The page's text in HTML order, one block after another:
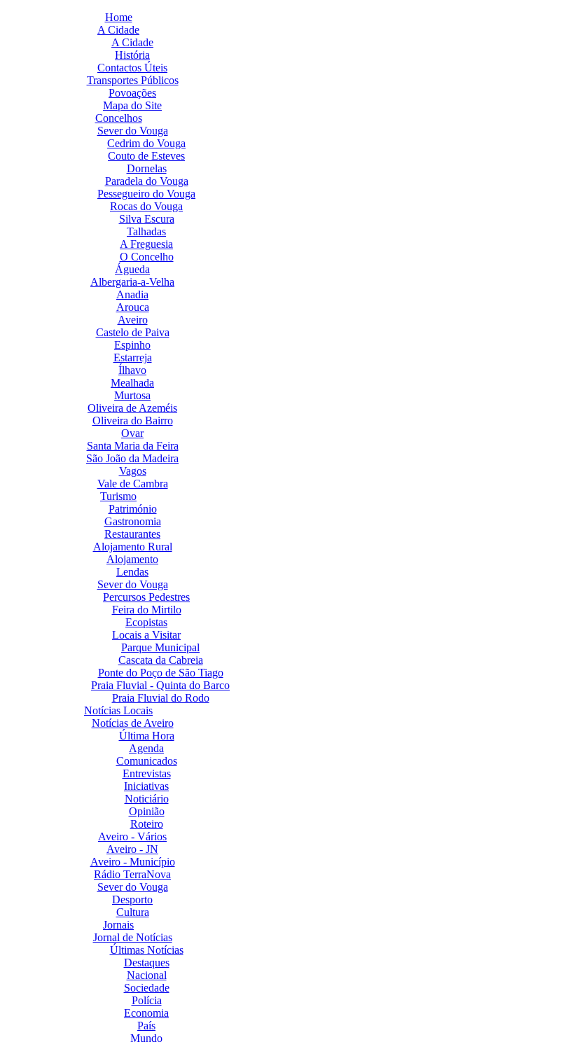
Home
A Cidade
A Cidade
História
Contactos Úteis
Transportes Públicos
Povoações
Mapa do Site
Concelhos
Sever do Vouga
Cedrim do Vouga
Couto de Esteves
Dornelas
Paradela do Vouga
Pessegueiro do Vouga
Rocas do Vouga
Silva Escura
Talhadas
A Freguesia
O Concelho
Águeda
Albergaria-a-Velha
Anadia
Arouca
Aveiro
Castelo de Paiva
Espinho
Estarreja
Ílhavo
Mealhada
Murtosa
Oliveira de Azeméis
Oliveira do Bairro
Ovar
Santa Maria da Feira
São João da Madeira
Vagos
Vale de Cambra
Turismo
Património
Gastronomia
Restaurantes
Alojamento Rural
Alojamento
Lendas
Sever do Vouga
Percursos Pedestres
Feira do Mirtilo
Ecopistas
Locais a Visitar
Parque Municipal
Cascata da Cabreia
Ponte do Poço de São Tiago
Praia Fluvial - Quinta do Barco
Praia Fluvial do Rodo
Notícias Locais
Notícias de Aveiro
Última Hora
Agenda
Comunicados
Entrevistas
Iniciativas
Noticiário
Opinião
Roteiro
Aveiro - Vários
Aveiro - JN
Aveiro - Município
Rádio TerraNova
Sever do Vouga
Desporto
Cultura
Jornais
Jornal de Notícias
Últimas Notícias
Destaques
Nacional
Sociedade
Polícia
Economia
País
Mundo